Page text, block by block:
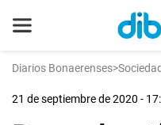
Diarios Bonaerenses>Sociedad
21 de septiembre de 2020 -